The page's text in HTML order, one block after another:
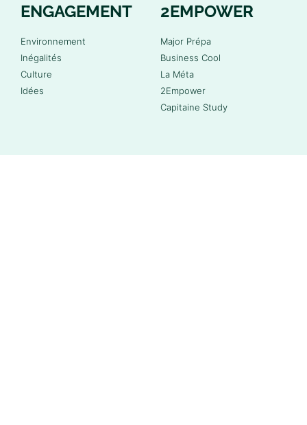
ENGAGEMENT
Environnement
Inégalités
Culture
Idées
2EMPOWER
Major Prépa
Business Cool
La Méta
2Empower
Capitaine Study